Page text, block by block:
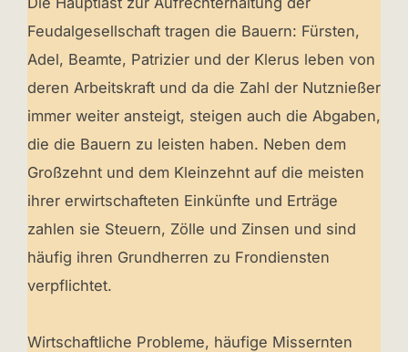
Feudalgesellschaft tragen die Bauern: Fürsten,
Adel, Beamte, Patrizier und der Klerus leben von
deren Arbeitskraft und da die Zahl der Nutznießer
immer weiter ansteigt, steigen auch die Abgaben,
die die Bauern zu leisten haben. Neben dem
Großzehnt und dem Kleinzehnt auf die meisten
ihrer erwirtschafteten Einkünfte und Erträge
zahlen sie Steuern, Zölle und Zinsen und sind
häufig ihren Grundherren zu Frondiensten
verpflichtet.
Wirtschaftliche Probleme, häufige Missernten